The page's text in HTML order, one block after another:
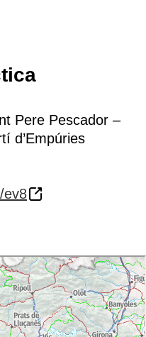
Pere Pescador –
d’Empúries
ev8